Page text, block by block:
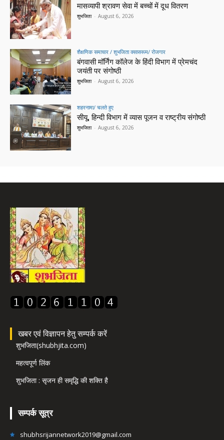
मासव्यापी श्रावण सेवा में बच्चों में दूध वितरण
शुभजिता - August 6, 2026
शैक्षणिक समाचार / शुभजिता क्सासरूम/ रोजगार
बंगवासी मॉर्निंग कॉलेज के हिंदी विभाग में प्रेमचंद
जयंती पर संगोष्ठी
शुभजिता - August 6, 2026
शहरनामा/ चलते हुए
सीयू, हिन्दी विभाग में व्यास पूजन व राष्ट्रीय संगोष्ठी
शुभजिता - August 6, 2026
खबर एवं विज्ञापन हेतु सम्पर्क करें
शुभजिता(shubhjita.com)
महत्वपूर्ण लिंक
शुभजिता : सृजन ही समृद्धि की शक्ति है
सम्पर्क सूत्र
shubhsrijannetwork2019@gmail.com